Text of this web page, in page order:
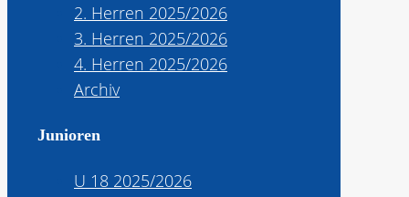
2. Herren 2025/2026
3. Herren 2025/2026
4. Herren 2025/2026
Archiv
Junioren
U 18 2025/2026